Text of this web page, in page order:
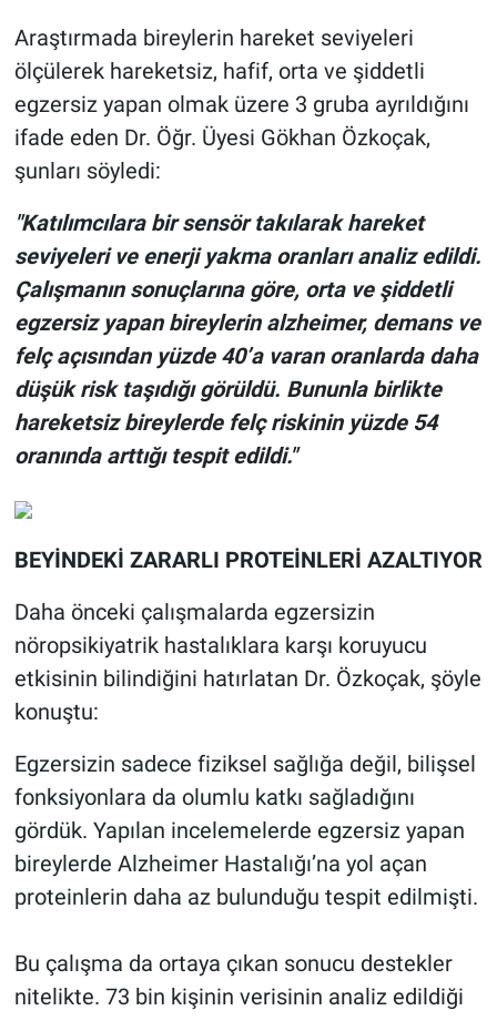
Araştırmada bireylerin hareket seviyeleri
ölçülerek hareketsiz, hafif, orta ve şiddetli
egzersiz yapan olmak üzere 3 gruba ayrıldığını
ifade eden Dr. Öğr. Üyesi Gökhan Özkoçak,
şunları söyledi:
"Katılımcılara bir sensör takılarak hareket
seviyeleri ve enerji yakma oranları analiz edildi.
Çalışmanın sonuçlarına göre, orta ve şiddetli
egzersiz yapan bireylerin alzheimer, demans ve
felç açısından yüzde 40’a varan oranlarda daha
düşük risk taşıdığı görüldü. Bununla birlikte
hareketsiz bireylerde felç riskinin yüzde 54
oranında arttığı tespit edildi."
BEYİNDEKİ ZARARLI PROTEİNLERİ AZALTIYOR
Daha önceki çalışmalarda egzersizin
nöropsikiyatrik hastalıklara karşı koruyucu
etkisinin bilindiğini hatırlatan Dr. Özkoçak, şöyle
konuştu:
Egzersizin sadece fiziksel sağlığa değil, bilişsel
fonksiyonlara da olumlu katkı sağladığını
gördük. Yapılan incelemelerde egzersiz yapan
bireylerde Alzheimer Hastalığı’na yol açan
proteinlerin daha az bulunduğu tespit edilmişti.
Bu çalışma da ortaya çıkan sonucu destekler
nitelikte. 73 bin kişinin verisinin analiz edildiği